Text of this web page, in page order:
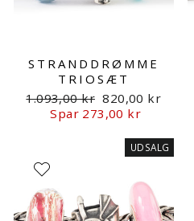
STRANDDRØMME
TRIOSÆT
Normalpris
1.093,00 kr Udsalgspris
820,00 kr
Spar 273,00 kr
UDSALG